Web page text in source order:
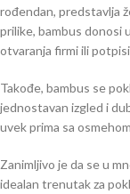
rođendan, predstavlja
prilike, bambus donosi
otvaranja firmi ili
Takođe, bambus se
jednostavan izgled i
uvek prima sa
Zanimljivo je da se u
idealan trenutak za